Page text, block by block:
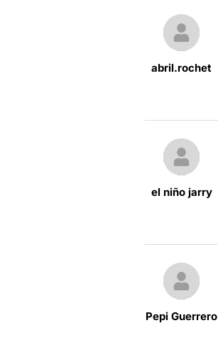
abril.rochet
el niño jarry
Pepi Guerrero